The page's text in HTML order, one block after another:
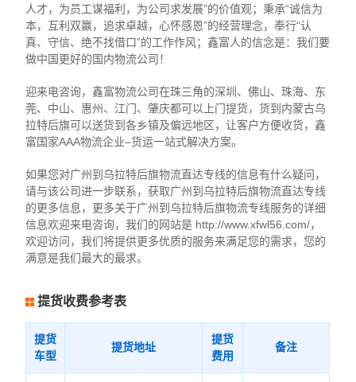
人才，为员工谋福利，为公司求发展”的价值观；秉承“诚信为
本，互利双赢，追求卓越，心怀感恩”的经营理念，奉行“认
真、守信、绝不找借口”的工作作风；鑫富人的信念是：我们要
做中国更好的国内物流公司！
迎来电咨询，鑫富物流公司在珠三角的深圳、佛山、珠海、东
莞、中山、惠州、江门、肇庆都可以上门提货，货到内蒙古乌
拉特后旗可以送货到各乡镇及偏远地区，让客户方便收货，鑫
富国家AAA物流企业–货运一站式解决方案。
如果您对广州到乌拉特后旗物流直达专线的信息有什么疑问，
请与该公司进一步联系，获取广州到乌拉特后旗物流直达专线
的更多信息，更多关于广州到乌拉特后旗物流专线服务的详细
信息欢迎来电咨询，我们的网站是 http://www.xfwl56.com/，
欢迎访问，我们将提供更多优质的服务来满足您的需求，您的
满意是我们最大的最求。
提货收费参考表
提货
车型
提货地址
提货
费用
备注